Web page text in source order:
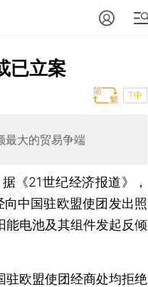
已立案
T中
最大的贸易争端
据《21世纪经济报道》，
中国驻欧盟使团发出照
能电池及其组件发起反倾
欧盟使团经商处均拒绝